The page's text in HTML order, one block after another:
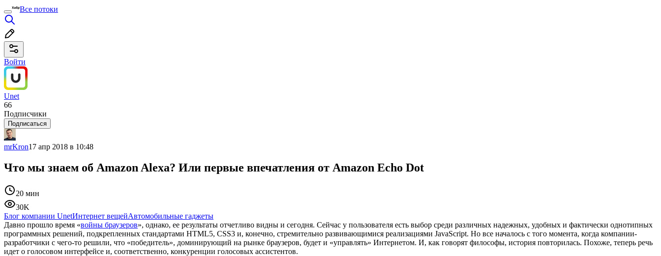
Все потоки
Войти
Unet
66
Подписчики
Подписаться
mrKron17 апр 2018 в 10:48
Что мы знаем об Amazon Alexa? Или первые впечатления от Amazon Echo Dot
20 мин
30K
Блог компании UnetИнтернет вещейАвтомобильные гаджеты
Давно прошло время «войны браузеров», однако, ее результаты отчетливо видны и сегодня. Сейчас у пользователя есть выбор среди различных надежных, удобных и фактически однотипных
программных решений, подкрепленных стандартами HTML5, CSS3 и, конечно, стремительно развивающимися реализациями JavaScript. Но все началось с того момента, когда компании-
разработчики с чего-то решили, что «победитель», доминирующий на рынке браузеров, будет и «управлять» Интернетом. И, как говорят философы, история повторилась. Похоже, теперь речь
идет о голосовом интерфейсе и, соответственно, конкуренции голосовых ассистентов.